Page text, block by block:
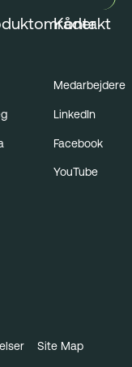
Kontakt
Medarbejdere
LinkedIn
Facebook
YouTube
Site Map